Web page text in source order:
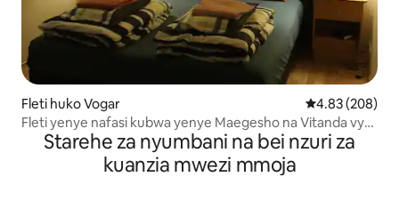
Fleti huko Vogar Ukadiriaji wa
4.83 (208)
Fleti yenye nafasi kubwa yenye Maegesho na Vitanda vya
KingStarehe za nyumbani na bei nzuri za
kuanzia mwezi mmoja